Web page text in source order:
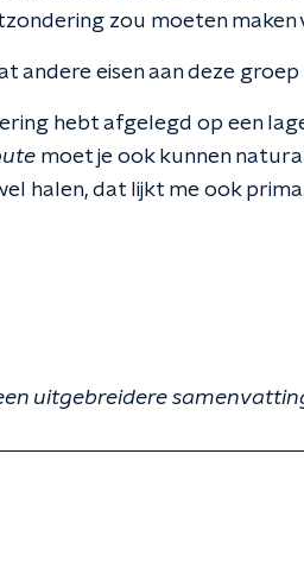
zou moeten
andere eisen aan deze
hebt afgelegd op een
moet je ook kunnen
halen, dat lijkt me ook
uitgebreidere